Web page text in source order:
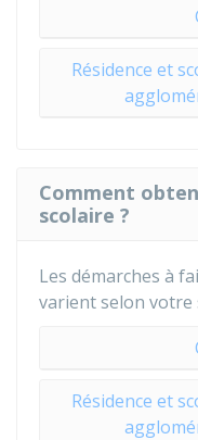
Résidence et
Comment
scolaire ?
Les démarches à
varient selon votre
Résidence et